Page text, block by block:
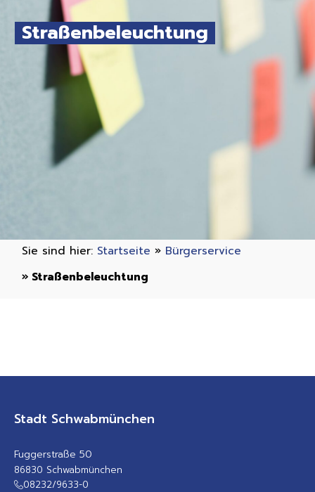
Straßenbeleuchtung
Sie sind hier: Startseite » Bürgerservice
»»
Straßenbeleuchtung
Stadt Schwabmünchen
Fuggerstraße 50
86830 Schwabmünchen
08232/9633-0